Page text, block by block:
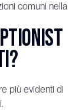
comuni nella
più evidenti di